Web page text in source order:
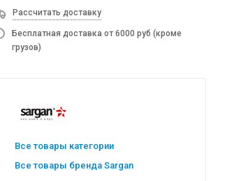
Рассчитать доставку
Бесплатная доставка от 6000 руб (кроме
грузов)
Все товары категории
Все товары бренда Sargan